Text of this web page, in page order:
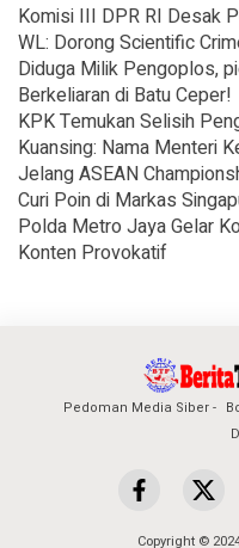
Komisi III DPR RI Desak
WL: Dorong Scientific
Diduga Milik Pengoplos,
Berkeliaran di Batu Ceper!
KPK Temukan Selisih
Kuansing: Nama Menteri
Jelang ASEAN
Curi Poin di Markas
Polda Metro Jaya Gelar
Konten Provokatif
Pedoman Media Siber
Copyright ©